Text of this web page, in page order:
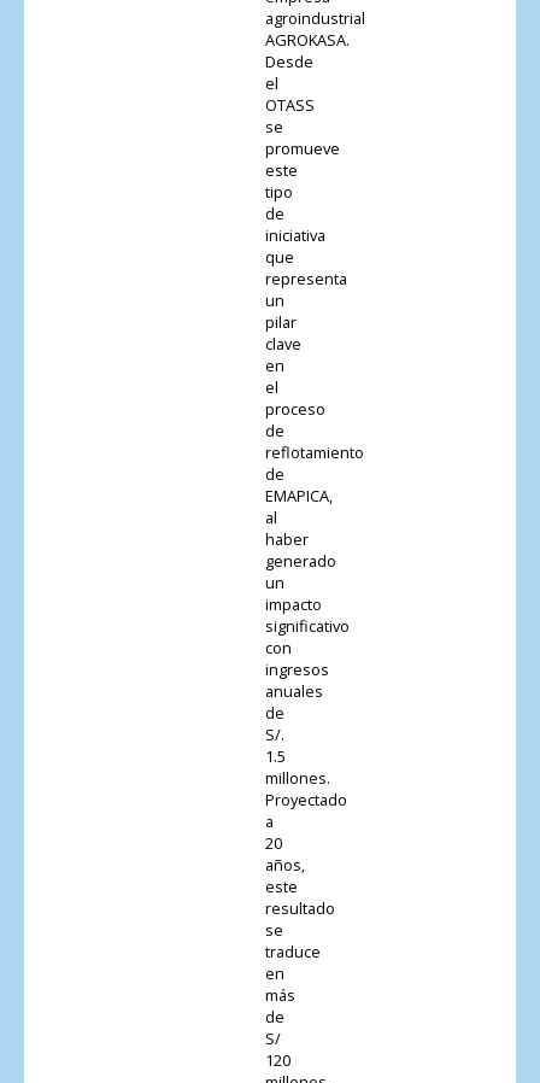
agroindustrial
AGROKASA.
Desde
el
OTASS
se
promueve
este
tipo
de
iniciativa
que
representa
un
pilar
clave
en
el
proceso
de
reflotamiento
de
EMAPICA,
al
haber
generado
un
impacto
significativo
con
ingresos
anuales
de
S/.
1.5
millones.
Proyectado
a
20
años,
este
resultado
se
traduce
en
más
de
S/
120